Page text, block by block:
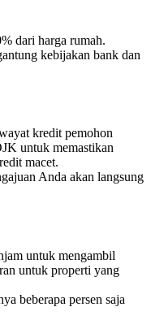
dari harga rumah.
kebijakan bank dan
kredit pemohon
untuk memastikan
macet.
Anda akan langsung
untuk mengambil
untuk properti yang
beberapa persen saja